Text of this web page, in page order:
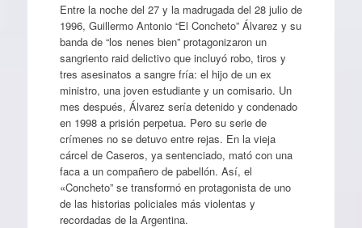
Entre la noche del 27 y la madrugada del 28 julio de
1996, Guillermo Antonio “El Concheto” Álvarez y su
banda de “los nenes bien” protagonizaron un
sangriento raid delictivo que incluyó robo, tiros y
tres asesinatos a sangre fría: el hijo de un ex
ministro, una joven estudiante y un comisario. Un
mes después, Álvarez sería detenido y condenado
en 1998 a prisión perpetua. Pero su serie de
crímenes no se detuvo entre rejas. En la vieja
cárcel de Caseros, ya sentenciado, mató con una
faca a un compañero de pabellón. Así, el
«Concheto” se transformó en protagonista de uno
de las historias policiales más violentas y
recordadas de la Argentina.